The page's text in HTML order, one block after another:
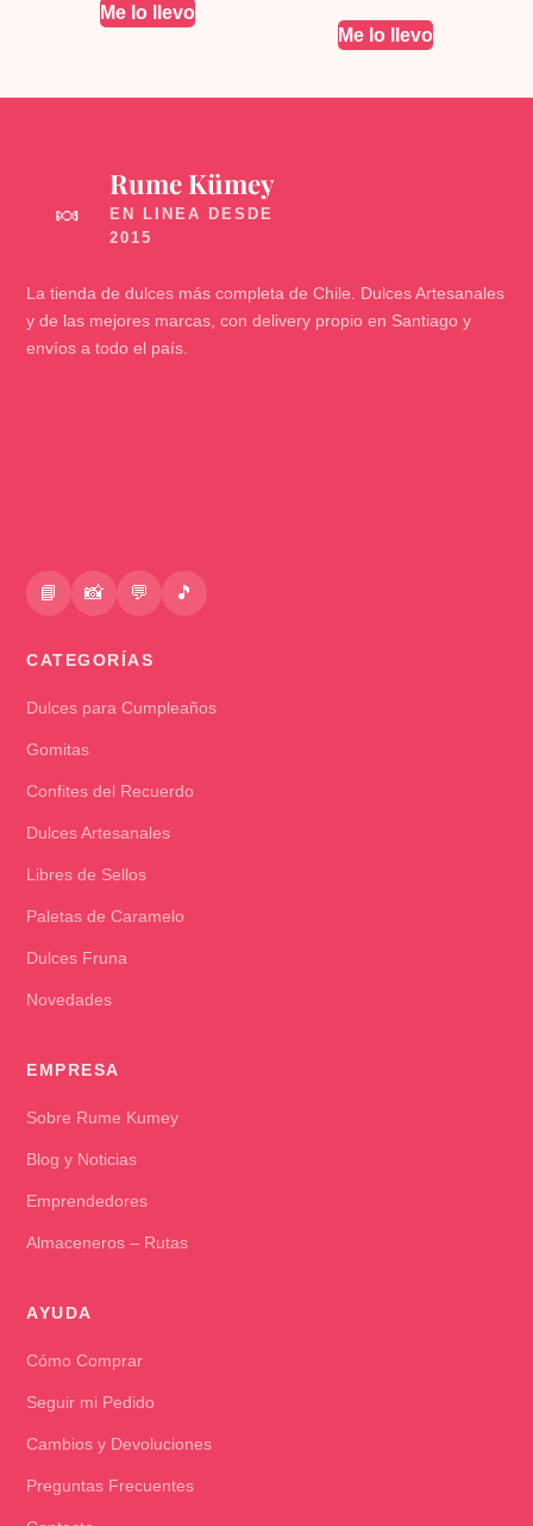
Me lo llevo
Me lo llevo
🍬
Rume Kümey
La tienda de dulces más completa de Chile. Dulces Artesanales
y de las mejores marcas, con delivery propio en Santiago y
envíos a todo el país.
📘 📸 💬 🎵
CATEGORÍAS
Dulces para Cumpleaños
Gomitas
Confites del Recuerdo
Dulces Artesanales
Libres de Sellos
Paletas de Caramelo
Dulces Fruna
Novedades
EMPRESA
Sobre Rume Kumey
Blog y Noticias
Emprendedores
Almaceneros – Rutas
AYUDA
Cómo Comprar
Seguir mi Pedido
Cambios y Devoluciones
Preguntas Frecuentes